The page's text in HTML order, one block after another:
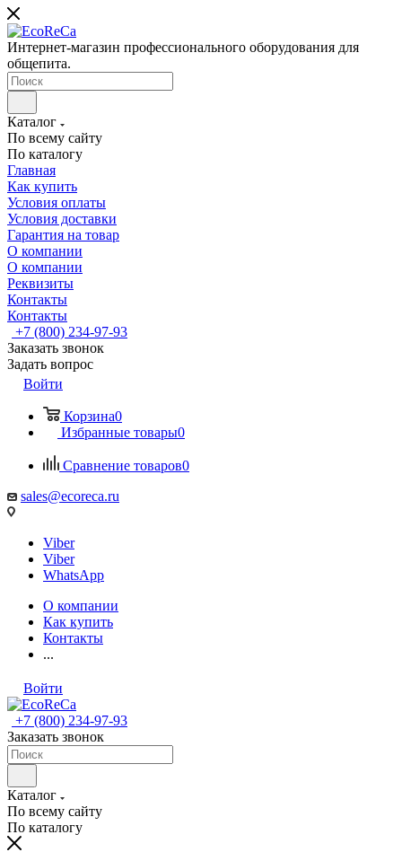
Интернет-магазин профессионального оборудования для
общепита.
Каталог
По всему сайту
По каталогу
Главная
Как купить
Условия оплаты
Условия доставки
Гарантия на товар
О компании
О компании
Реквизиты
Контакты
Контакты
+7 (800) 234-97-93
Заказать звонок
Задать вопрос
Войти
Корзина0
Избранные товары0
Сравнение товаров0
sales@ecoreca.ru
Viber
Viber
WhatsApp
О компании
Как купить
Контакты
...
Войти
+7 (800) 234-97-93
Заказать звонок
Каталог
По всему сайту
По каталогу